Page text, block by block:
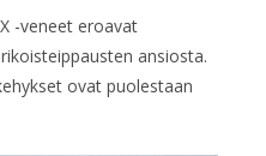
-veneet eroavat
ansiosta.
ovat puolestaan